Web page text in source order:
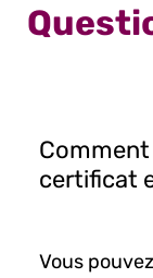
certificat
Vous